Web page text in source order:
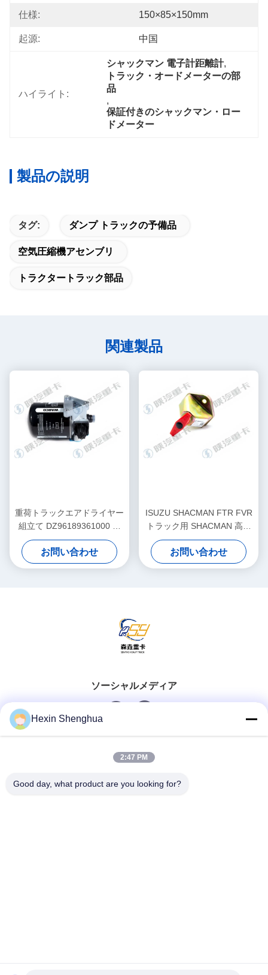
仕様: 150×85×150mm
起源: 中国
ハイライト:
シャックマン 電子計距離計,
トラック・オードメーターの部
品
,
保証付きのシャックマン・ロー
ドメーター
製品の説明
タグ: ダンプ トラックの予備品
空気圧縮機アセンブリ
トラクタートラック部品
関連製品
重荷トラックエアドライヤー
組立て DZ96189361000 完
全なユニットガバナー
お問い合わせ
ISUZU SHACMAN FTR FVR
トラック用 SHACMAN 高電
流 500A バッテリーキルスイ
ッチ 補助端子 メモリーセー
バー 24V DC
お問い合わせ
ソーシャルメディア
クイックコンタクト
2026 Henan Senyao Heavy Truck International Trade Co., Ltd. .
Hexin Shenghua
2:47 PM
Good day, what product are you looking for?